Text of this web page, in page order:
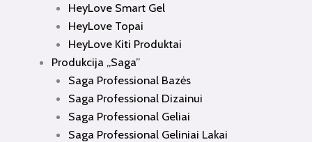
HeyLove Smart Gel
HeyLove Topai
HeyLove Kiti Produktai
Produkcija „Saga”
Saga Professional Bazės
Saga Professional Dizainui
Saga Professional Geliai
Saga Professional Geliniai Lakai